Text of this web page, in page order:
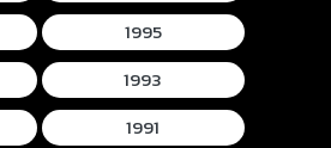
1995
1993
1991